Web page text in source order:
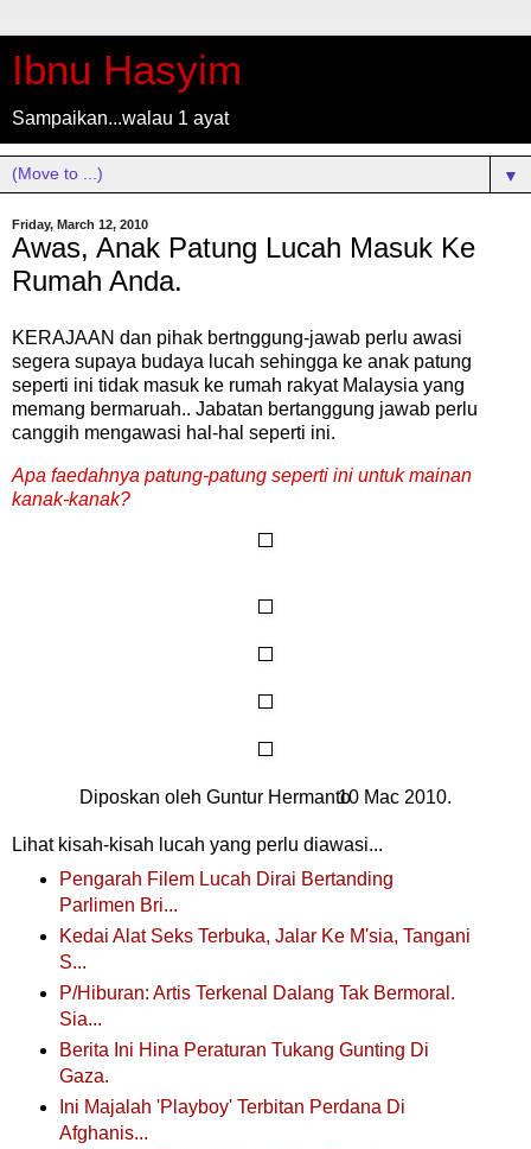
Ibnu Hasyim
Sampaikan...walau 1 ayat
▼
Friday, March 12, 2010
Awas, Anak Patung Lucah Masuk Ke
Rumah Anda.
KERAJAAN dan pihak bertnggung-jawab perlu awasi
segera supaya budaya lucah sehingga ke anak patung
seperti ini tidak masuk ke rumah rakyat Malaysia yang
memang bermaruah.. Jabatan bertanggung jawab perlu
canggih mengawasi hal-hal seperti ini.
Apa faedahnya patung-patung seperti ini untuk mainan
kanak-kanak?
Diposkan olehGuntur Hermanto10 Mac2010.
Lihat kisah-kisah lucah yang perlu diawasi...
Pengarah Filem Lucah Dirai Bertanding
Parlimen Bri...
Kedai Alat Seks Terbuka, Jalar Ke M'sia, Tangani
S...
P/Hiburan: Artis Terkenal Dalang Tak Bermoral.
Sia...
Berita Ini Hina Peraturan Tukang Gunting Di
Gaza.
Ini Majalah 'Playboy' Terbitan Perdana Di
Afghanis...